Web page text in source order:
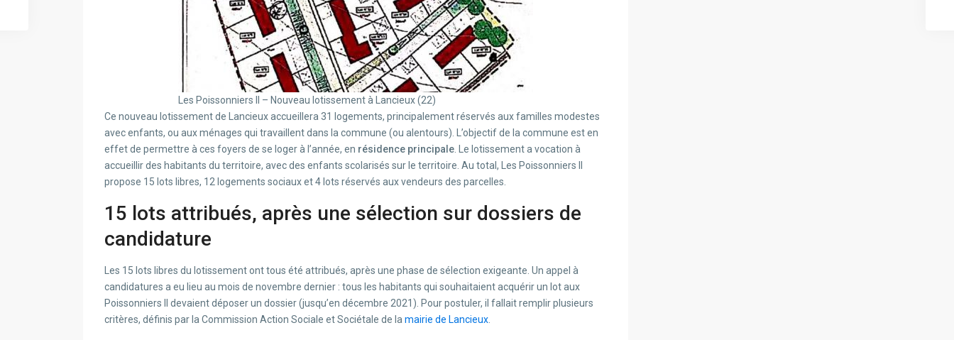
Les Poissonniers II – Nouveau lotissement à Lancieux (22)
Ce nouveau lotissement de Lancieux accueillera 31 logements, principalement réservés aux familles modestes
avec enfants, ou aux ménages qui travaillent dans la commune (ou alentours). L’objectif de la commune est en
effet de permettre à ces foyers de se loger à l’année, en résidence principale . Le lotissement a vocation à
accueillir des habitants du territoire, avec des enfants scolarisés sur le territoire. Au total, Les Poissonniers II
propose 15 lots libres, 12 logements sociaux et 4 lots réservés aux vendeurs des parcelles.
15 lots attribués, après une sélection sur dossiers de
candidature
Les 15 lots libres du lotissement ont tous été attribués, après une phase de sélection exigeante. Un appel à
candidatures a eu lieu au mois de novembre dernier : tous les habitants qui souhaitaient acquérir un lot aux
Poissonniers II devaient déposer un dossier (jusqu’en décembre 2021). Pour postuler, il fallait remplir plusieurs
critères, définis par la Commission Action Sociale et Sociétale de la mairie de Lancieux